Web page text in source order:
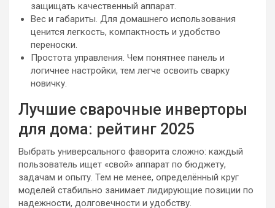
защищать качественный аппарат.
Вес и габариты. Для домашнего использования
ценится легкость, компактность и удобство
переноски.
Простота управления. Чем понятнее панель и
логичнее настройки, тем легче освоить сварку
новичку.
Лучшие сварочные инверторы
для дома: рейтинг 2025
Выбрать универсального фаворита сложно: каждый
пользователь ищет «свой» аппарат по бюджету,
задачам и опыту. Тем не менее, определённый круг
моделей стабильно занимает лидирующие позиции по
надежности, долговечности и удобству.